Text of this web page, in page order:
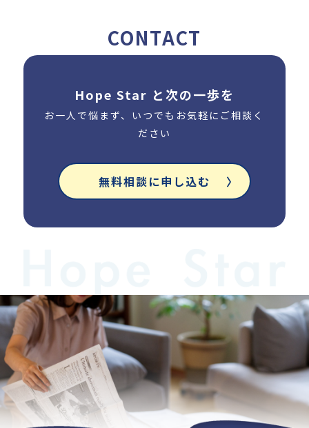
CONTACT
Hope Star と次の一歩を
お一人で悩まず、いつでもお気軽にご相談く
ださい
無料相談に申し込む